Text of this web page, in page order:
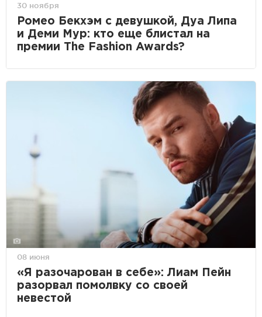
30 ноября
Ромео Бекхэм с девушкой, Дуа Липа
и Деми Мур: кто еще блистал на
премии The Fashion Awards?
08 июня
«Я разочарован в себе»: Лиам Пейн
разорвал помолвку со своей
невестой